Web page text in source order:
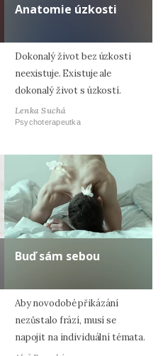
Anatomie úzkosti
Dokonalý život bez úzkosti
neexistuje. Existuje ale
dokonalý život s úzkostí.
Lenka Suchá
Psychoterapeutka
Buď sám sebou
Aby novodobé přikázání
nezůstalo frází, musí se
napojit na individuální témata.